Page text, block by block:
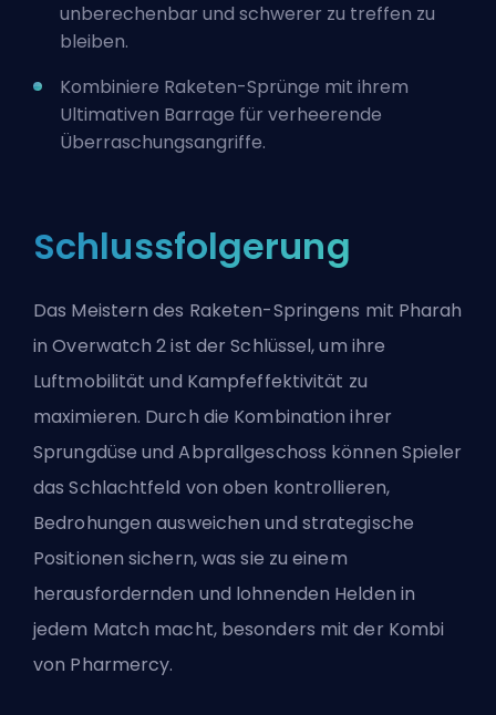
unberechenbar und schwerer zu treffen zu
bleiben.
Kombiniere Raketen-Sprünge mit ihrem
Ultimativen Barrage für verheerende
Überraschungsangriffe.
Schlussfolgerung
Das Meistern des Raketen-Springens mit Pharah
in Overwatch 2 ist der Schlüssel, um ihre
Luftmobilität und Kampfeffektivität zu
maximieren. Durch die Kombination ihrer
Sprungdüse und Abprallgeschoss können Spieler
das Schlachtfeld von oben kontrollieren,
Bedrohungen ausweichen und strategische
Positionen sichern, was sie zu einem
herausfordernden und lohnenden Helden in
jedem Match macht, besonders mit der Kombi
von Pharmercy.